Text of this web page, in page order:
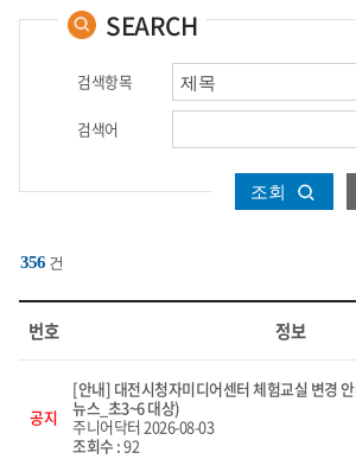
SEARCH
검색항목
검색어
조회
356 건
상담
리스트
화면
번호 정보
공지
[안내] 대전시청자미디어센터 체험교실 변경
뉴스_초3~6 대상)
주니어닥터 2026-08-03
조회수 :92